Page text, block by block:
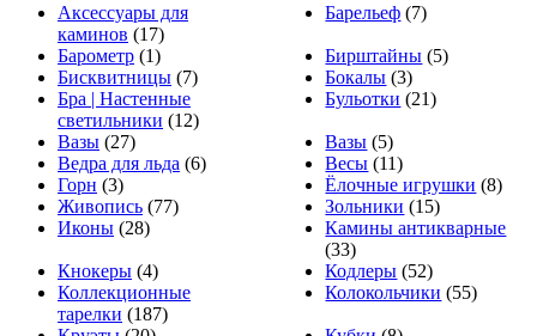
Аксессуары для
каминов (17)
Барельеф (7)
Барометр (1) Бирштайны (5)
Бисквитницы (7) Бокалы (3)
Бра | Настенные
светильники (12)
Бульотки (21)
Вазы (27) Вазы (5)
Ведра для льда (6) Весы (11)
Горн (3) Ёлочные игрушки (8)
Живопись (77) Зольники (15)
Иконы (28)
Камины антикварные
(33)
Кнокеры (4) Кодлеры (52)
Коллекционные
тарелки (187)
Колокольчики (55)